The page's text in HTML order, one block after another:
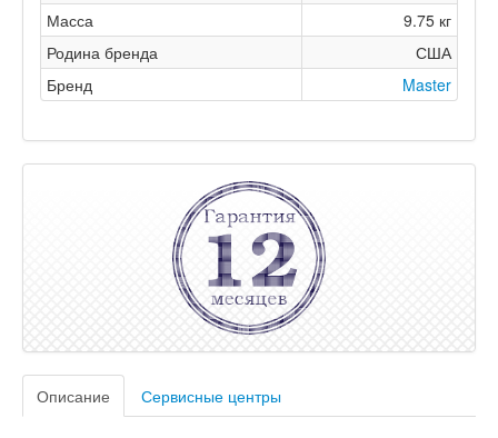
Масса
9.75 кг
Родина бренда
США
Бренд
Master
Описание Сервисные центры